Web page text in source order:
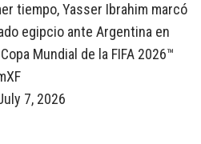
tiempo, Yasser Ibrahim marcó
egipcio ante Argentina en
Mundial de la FIFA 2026™
7, 2026